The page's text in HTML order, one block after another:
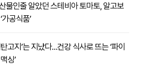
물인줄 알았던 스테비아 토마토, 알고보
가공식품’
탄고지’는 지났다…건강 식사로 뜨는 ‘파이
싱’